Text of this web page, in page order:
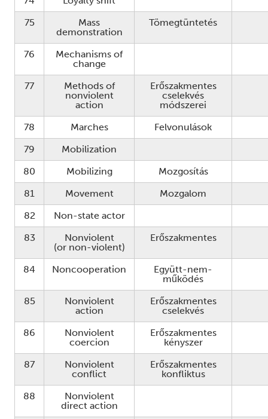
75
Mass
demonstration
Tömegtüntetés
76
Mechanisms of
change
77
Methods of
nonviolent
action
Erőszakmentes
cselekvés
módszerei
78
Marches
Felvonulások
79
Mobilization
80
Mobilizing
Mozgosítás
81
Movement
Mozgalom
82
Non-state actor
83
Nonviolent
(or non-violent)
Erőszakmentes
84 Noncooperation
Együtt-nem-
működés
85
Nonviolent
action
Erőszakmentes
cselekvés
86
Nonviolent
coercion
Erőszakmentes
kényszer
87
Nonviolent
conflict
Erőszakmentes
konfliktus
88
Nonviolent
direct action